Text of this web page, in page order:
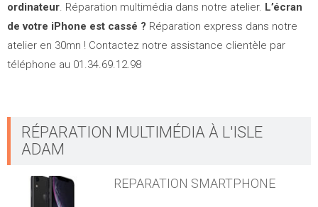
ordinateur. Réparation multimédia dans notre atelier. L’écran
de votre iPhone est cassé ? Réparation express dans notre
atelier en 30mn ! Contactez notre assistance clientèle par
téléphone au 01.34.69.12.98
RÉPARATION MULTIMÉDIA À L'ISLE
ADAM
REPARATION SMARTPHONE